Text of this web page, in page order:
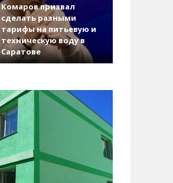
Комаров призвал
сделать разными
тарифы на питьевую и
техническую воду в
Саратове